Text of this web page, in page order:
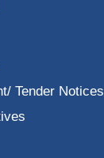
Tender Notices